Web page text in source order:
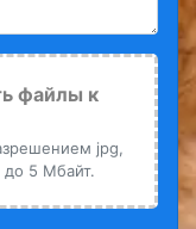
файлы к
jpg,
5 Мбайт.